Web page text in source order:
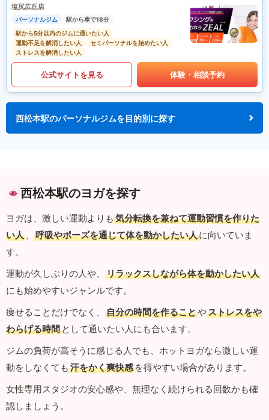
塩尻広丘店
パーソナルジム
駅から車で18分
駅から5分以内のジムに通いたい人
運動不足を解消したい人
セミパーソナルを始めたい人
ストレスを解消したい人
公式サイトを見る 体験・相談予約
西松本駅のパーソナルジムを目的別に探す
西松本駅のヨガを探す
ヨガは、激しい運動よりも 気分転換を兼ねて運動習慣を作りた
い人 、 呼吸やポーズを通じて体を動かしたい人に向いていま
す。
運動が久しぶりの人や、
リラックスしながら体を動かしたい人
にも始めやすいジャンルです。
痩せることだけでなく、
自分の時間を作ることやストレスをや
わらげる時間 として通いたい人にも合います。
ジムの負荷が高そうに感じる人でも、ホットヨガなら激しい運
動をしなくても 汗をかく爽快感 を得やすい場合があります。
女性専用スタジオの安心感や、無理なく続けられる回数かも確
認しましょう。